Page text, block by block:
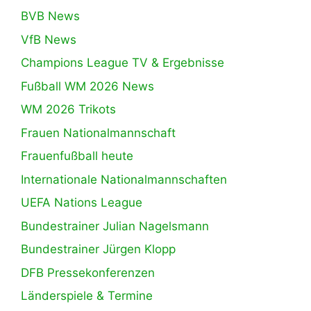
BVB News
VfB News
Champions League TV & Ergebnisse
Fußball WM 2026 News
WM 2026 Trikots
Frauen Nationalmannschaft
Frauenfußball heute
Internationale Nationalmannschaften
UEFA Nations League
Bundestrainer Julian Nagelsmann
Bundestrainer Jürgen Klopp
DFB Pressekonferenzen
Länderspiele & Termine